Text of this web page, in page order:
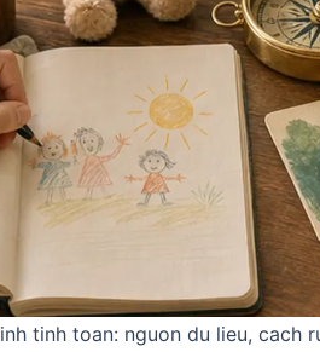
tinh toan: nguon du lieu, cach